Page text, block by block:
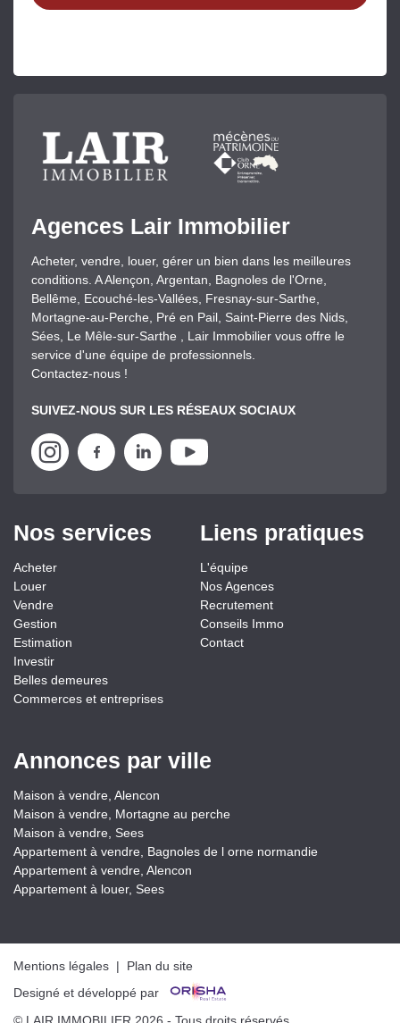
Agences Lair Immobilier
Acheter, vendre, louer, gérer un bien dans les meilleures
conditions. A Alençon, Argentan, Bagnoles de l'Orne,
Bellême, Ecouché-les-Vallées, Fresnay-sur-Sarthe,
Mortagne-au-Perche, Pré en Pail, Saint-Pierre des Nids,
Sées, Le Mêle-sur-Sarthe , Lair Immobilier vous offre le
service d'une équipe de professionnels.
Contactez-nous !
SUIVEZ-NOUS SUR LES RÉSEAUX SOCIAUX
Nos services
Acheter
Louer
Vendre
Gestion
Estimation
Investir
Belles demeures
Commerces et entreprises
Liens pratiques
L'équipe
Nos Agences
Recrutement
Conseils Immo
Contact
Annonces par ville
Maison à vendre, Alencon
Maison à vendre, Mortagne au perche
Maison à vendre, Sees
Appartement à vendre, Bagnoles de l orne normandie
Appartement à vendre, Alencon
Appartement à louer, Sees
Mentions légales | Plan du site
Designé et développé par